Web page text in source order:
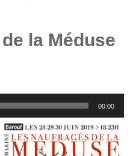
la Méduse
00:00